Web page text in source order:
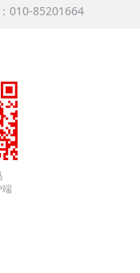
010-85201664